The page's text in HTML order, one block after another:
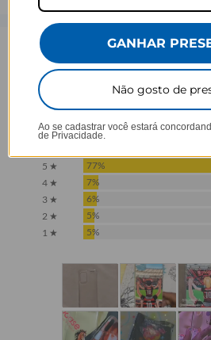
4,5
5 ★ 77%
4 ★
7%
3 ★
6%
2 ★
5%
1 ★
5%
GANHAR
Não gosto de
Ao se cadastrar você estará
de Privacidade.